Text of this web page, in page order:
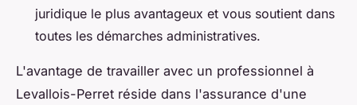
juridique le plus avantageux et vous soutient dans
toutes les démarches administratives.
L'avantage de travailler avec un professionnel à
Levallois-Perret réside dans l'assurance d'une